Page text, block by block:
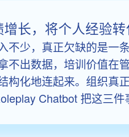
长，将个人经验
不少，真正欠缺的是一
不出数据，培训价值在
构化地连起来。组织真
Chatbot 把这三